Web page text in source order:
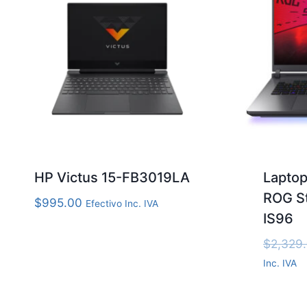
HP Victus 15-FB3019LA
$995.00 Efectivo Inc. IVA
ROG
IS96
$
Inc. IVA